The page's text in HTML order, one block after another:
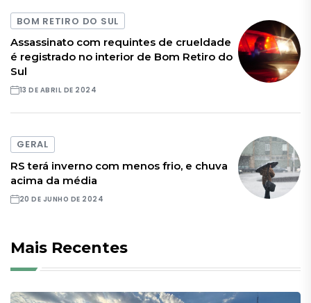
BOM RETIRO DO SUL
Assassinato com requintes de crueldade
é registrado no interior de Bom Retiro do
Sul
13 DE ABRIL DE 2024
GERAL
RS terá inverno com menos frio, e chuva
acima da média
20 DE JUNHO DE 2024
Mais Recentes